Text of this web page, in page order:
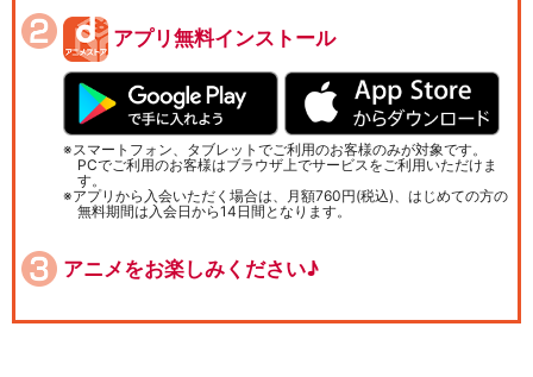
アプリ無料インストール
スマートフォン、タブレットでご利用のお客様のみが対象です。
PCでご利用のお客様はブラウザ上でサービスをご利用いただけま
す。
アプリから入会いただく場合は、月額760円(税込)、はじめての方の
無料期間は入会日から14日間となります。
アニメをお楽しみください♪